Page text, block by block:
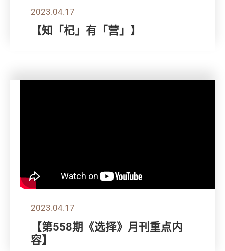
2023.04.17
【知「杞」有「营」】
2023.04.17
【第558期《选择》月刊重点内
容】